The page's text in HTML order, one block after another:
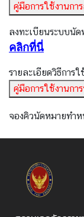
บ
ริ
ก
า
ร
ด้
า
น
า
ก
ง
สุ
คู่มือการใช้งานกา
ลงทะเบียนระบบนั
คลิกที่นี่
รายละเอียดวิธีการ
คู่มือการใช้งานกา
จองคิวนัดหมายทำห